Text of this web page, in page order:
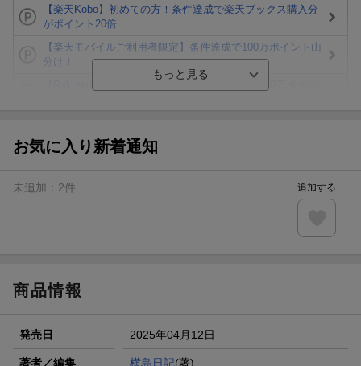
【楽天Kobo】初めての方！条件達成で楽天ブックス購入分
がポイント20倍
【楽天モバイルご利用者限定】条件達成で100万ポイント山
分け！
が当たる！
楽天モバイル紹介キャンペーンの拡散で300円OFFクーポン
条件達成で楽天限定・宝塚歌劇 宙組貸切公演ペアチケット
お気に入り新着通知
未追加： 2件 追加する
商品情報
発売日 2025年04月12日
著者／編集 横島日記(著)